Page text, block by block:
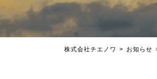
株式会社チエノワ > お知らせ